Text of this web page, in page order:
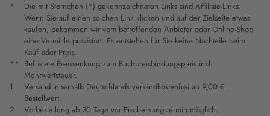
*
Die mit Sternchen (*) gekennzeichneten Links sind Affiliate-Links.
Wenn Sie auf einen solchen Link klicken und auf der Zielseite etwas
kaufen, bekommen wir vom betreffenden Anbieter oder Online-Shop
eine Vermittlerprovision. Es entstehen für Sie keine Nachteile beim
Kauf oder Preis.
** Befristete Preissenkung zum Buchpreisbindungspreis inkl.
Mehrwertsteuer.
1
Versand innerhalb Deutschlands versandkostenfrei ab 9,00 €
Bestellwert.
2
Vorbestellung ab 30 Tage vor Erscheinungstermin möglich.